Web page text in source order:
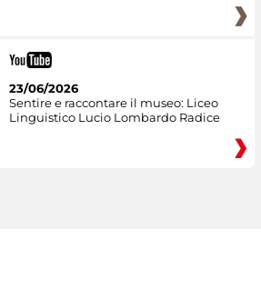
23/06/2026
Sentire e raccontare il museo: Liceo
Linguistico Lucio Lombardo Radice